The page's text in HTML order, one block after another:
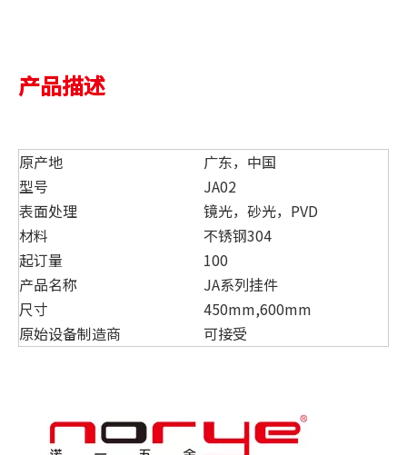
产品描述
原产地
广东，中国
型号
JA02
表面处理
镜光，砂光，PVD
材料
不锈钢304
起订量
100
产品名称
JA系列挂件
尺寸
450mm,600mm
原始设备制造商
可接受